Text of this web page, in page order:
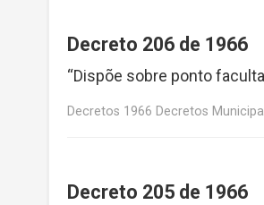
Decreto 206 de 1966
“Dispõe sobre ponto
Decretos 1966 Decretos
Decreto 205 de 1966